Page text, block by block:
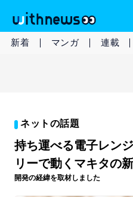
新着 マンガ 連載
ネットの話題
持ち運べる電子レン
リーで動くマキタの
開発の経緯を取材しました